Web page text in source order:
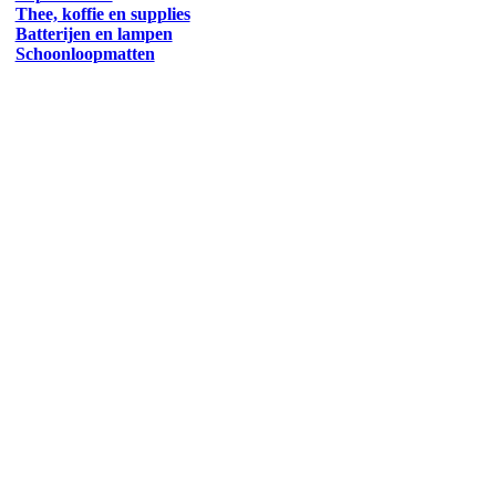
Thee, koffie en supplies
Batterijen en lampen
Schoonloopmatten